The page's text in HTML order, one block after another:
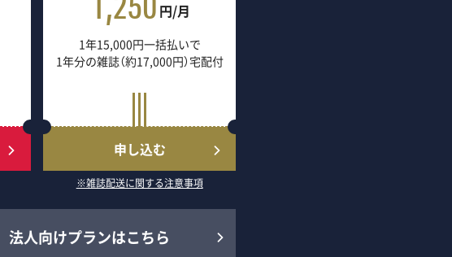
1,250 円/月
1年15,000円一括払いで
1年分の雑誌（約17,000円）宅配付
申し込む
※雑誌配送に関する注意事項
法人向けプランはこちら